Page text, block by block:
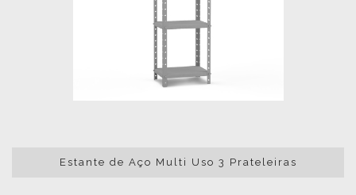
Estante de Aço Multi Uso 3 Prateleiras